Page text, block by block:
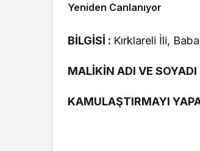
Yeniden Canlanıyor
BİLGİSİ : Kırklareli İli,
MALİKİN ADI VE SOYADI
KAMULAŞTIRMAYI